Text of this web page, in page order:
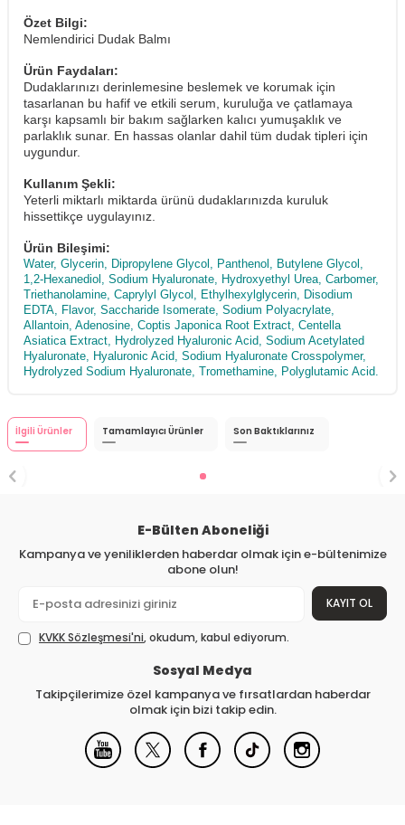
Özet Bilgi:
Nemlendirici Dudak Balmı
Ürün Faydaları:
Dudaklarınızı derinlemesine beslemek ve korumak için
tasarlanan bu hafif ve etkili serum, kuruluğa ve çatlamaya
karşı kapsamlı bir bakım sağlarken kalıcı yumuşaklık ve
parlaklık sunar. En hassas olanlar dahil tüm dudak tipleri için
uygundur.
Kullanım Şekli:
Yeterli miktarlı miktarda ürünü dudaklarınızda kuruluk
hissettikçe uygulayınız.
Ürün Bileşimi:
Water, Glycerin, Dipropylene Glycol, Panthenol, Butylene Glycol,
1,2-Hexanediol, Sodium Hyaluronate, Hydroxyethyl Urea, Carbomer,
Triethanolamine, Caprylyl Glycol, Ethylhexylglycerin, Disodium
EDTA, Flavor, Saccharide Isomerate, Sodium Polyacrylate,
Allantoin, Adenosine, Coptis Japonica Root Extract, Centella
Asiatica Extract, Hydrolyzed Hyaluronic Acid, Sodium Acetylated
Hyaluronate, Hyaluronic Acid, Sodium Hyaluronate Crosspolymer,
Hydrolyzed Sodium Hyaluronate, Tromethamine, Polyglutamic Acid.
İlgili Ürünler Tamamlayıcı Ürünler Son Baktıklarınız
E-Bülten Aboneliği
Kampanya ve yeniliklerden haberdar olmak için e-bültenimize
abone olun!
KAYIT OL
KVKK Sözleşmesi'ni, okudum, kabul ediyorum.
Sosyal Medya
Takipçilerimize özel kampanya ve fırsatlardan haberdar
olmak için bizi takip edin.